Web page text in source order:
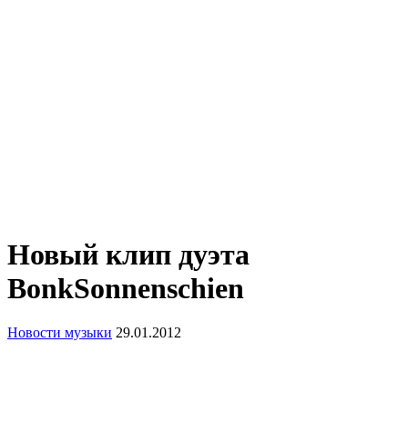
Новый клип дуэта
BonkSonnenschien
Новости музыки 29.01.2012